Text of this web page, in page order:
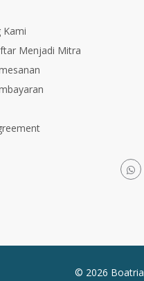
Kami
Menjadi Mitra
© 2026